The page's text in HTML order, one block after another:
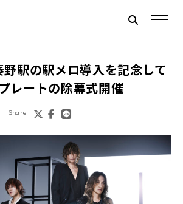
野駅の駅メロ導入を記念して
レートの除幕式開催
Share